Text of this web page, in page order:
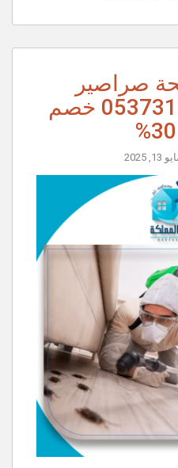
صراصير
بالرياض 0537315337 خصم
13, 2025